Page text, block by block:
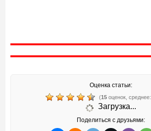
Оценка статьи:
(15 оценок, среднее:
Загрузка...
Поделиться с друзьями: